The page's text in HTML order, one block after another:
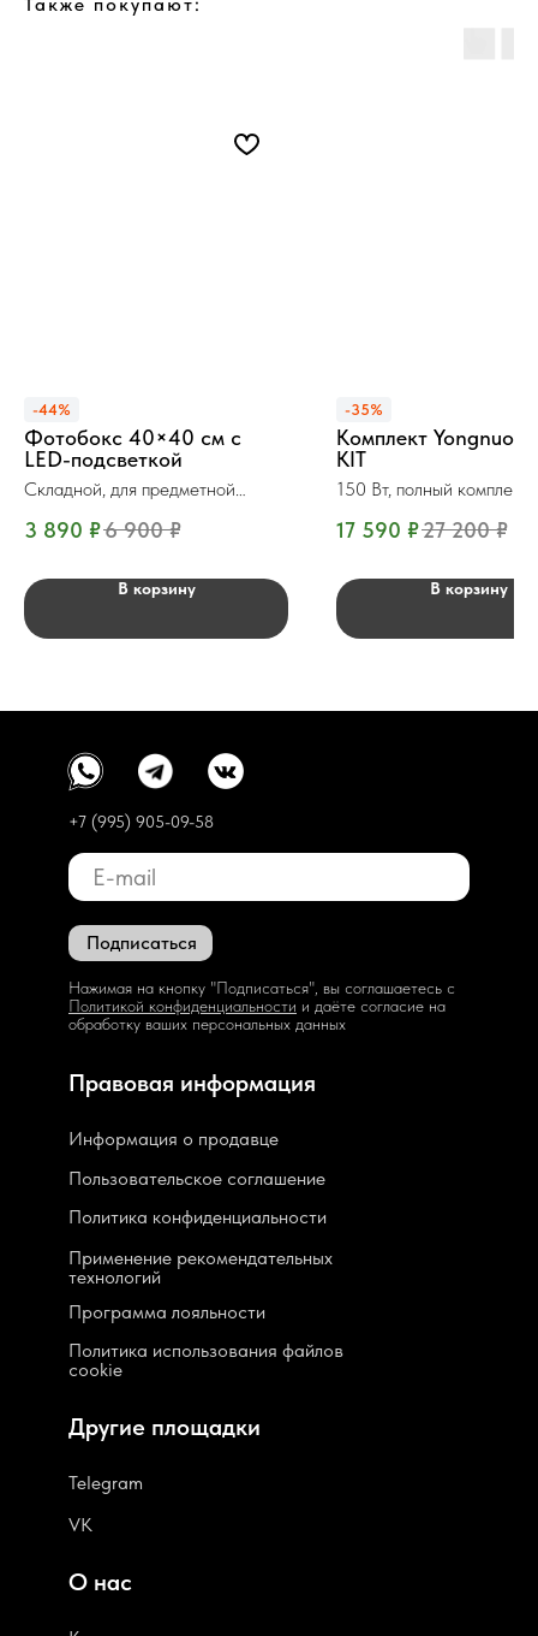
-44%
Фотобокс 40×40 см с
LED-подсветкой
Складной, для предметной
3 890 ₽6 900 ₽
В корзину
-35%
Комплект Yongnuo
KIT
150 Вт, полный комплект
17 590 ₽27 200 ₽
В корзину
Подписаться
Нажимая на кнопку "Подписаться", вы соглашаетесь с
Политикой конфиденциальности и даёте согласие на
обработку ваших персональных данных
Пользовательское соглашение
Политика конфиденциальности
Программа лояльности
Политика использования файлов
cookie
Применение рекомендательных
технологий
Информация о продавце
Telegram
VK
Правовая информация
О нас
Другие площадки
+7 (995) 905-09-58